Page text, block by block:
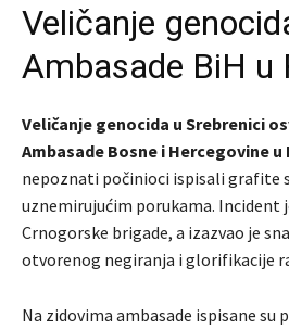
Veličanje
Ambasade BiH u
Veličanje genocida u Srebrenici
Ambasade Bosne i Hercegovine
nepoznati počinioci ispisali grafite
uznemirujućim porukama. Incident
Crnogorske brigade, a izazvao je
otvorenog negiranja i glorifikacije
Na zidovima ambasade ispisane su